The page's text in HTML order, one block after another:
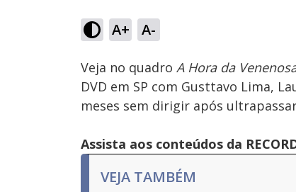
A+ A-
Ativar
Som
2.92%
Veja no quadro A Hora da
DVD em SP com Gusttavo Lima,
meses sem dirigir após
Assista aos conteúdos da
VEJA TAMBÉM